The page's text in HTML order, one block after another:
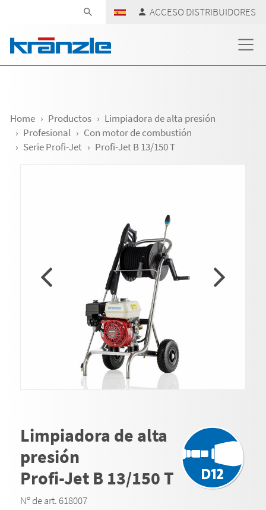
ACCESO DISTRIBUIDORES
Home Productos
Limpiadora de alta presión
Profesional
Con motor de combustión
Serie Profi-Jet
Profi-Jet B 13/150 T
Limpiadora de alta
presión
Profi-Jet B 13/150 T
Nº de art. 618007